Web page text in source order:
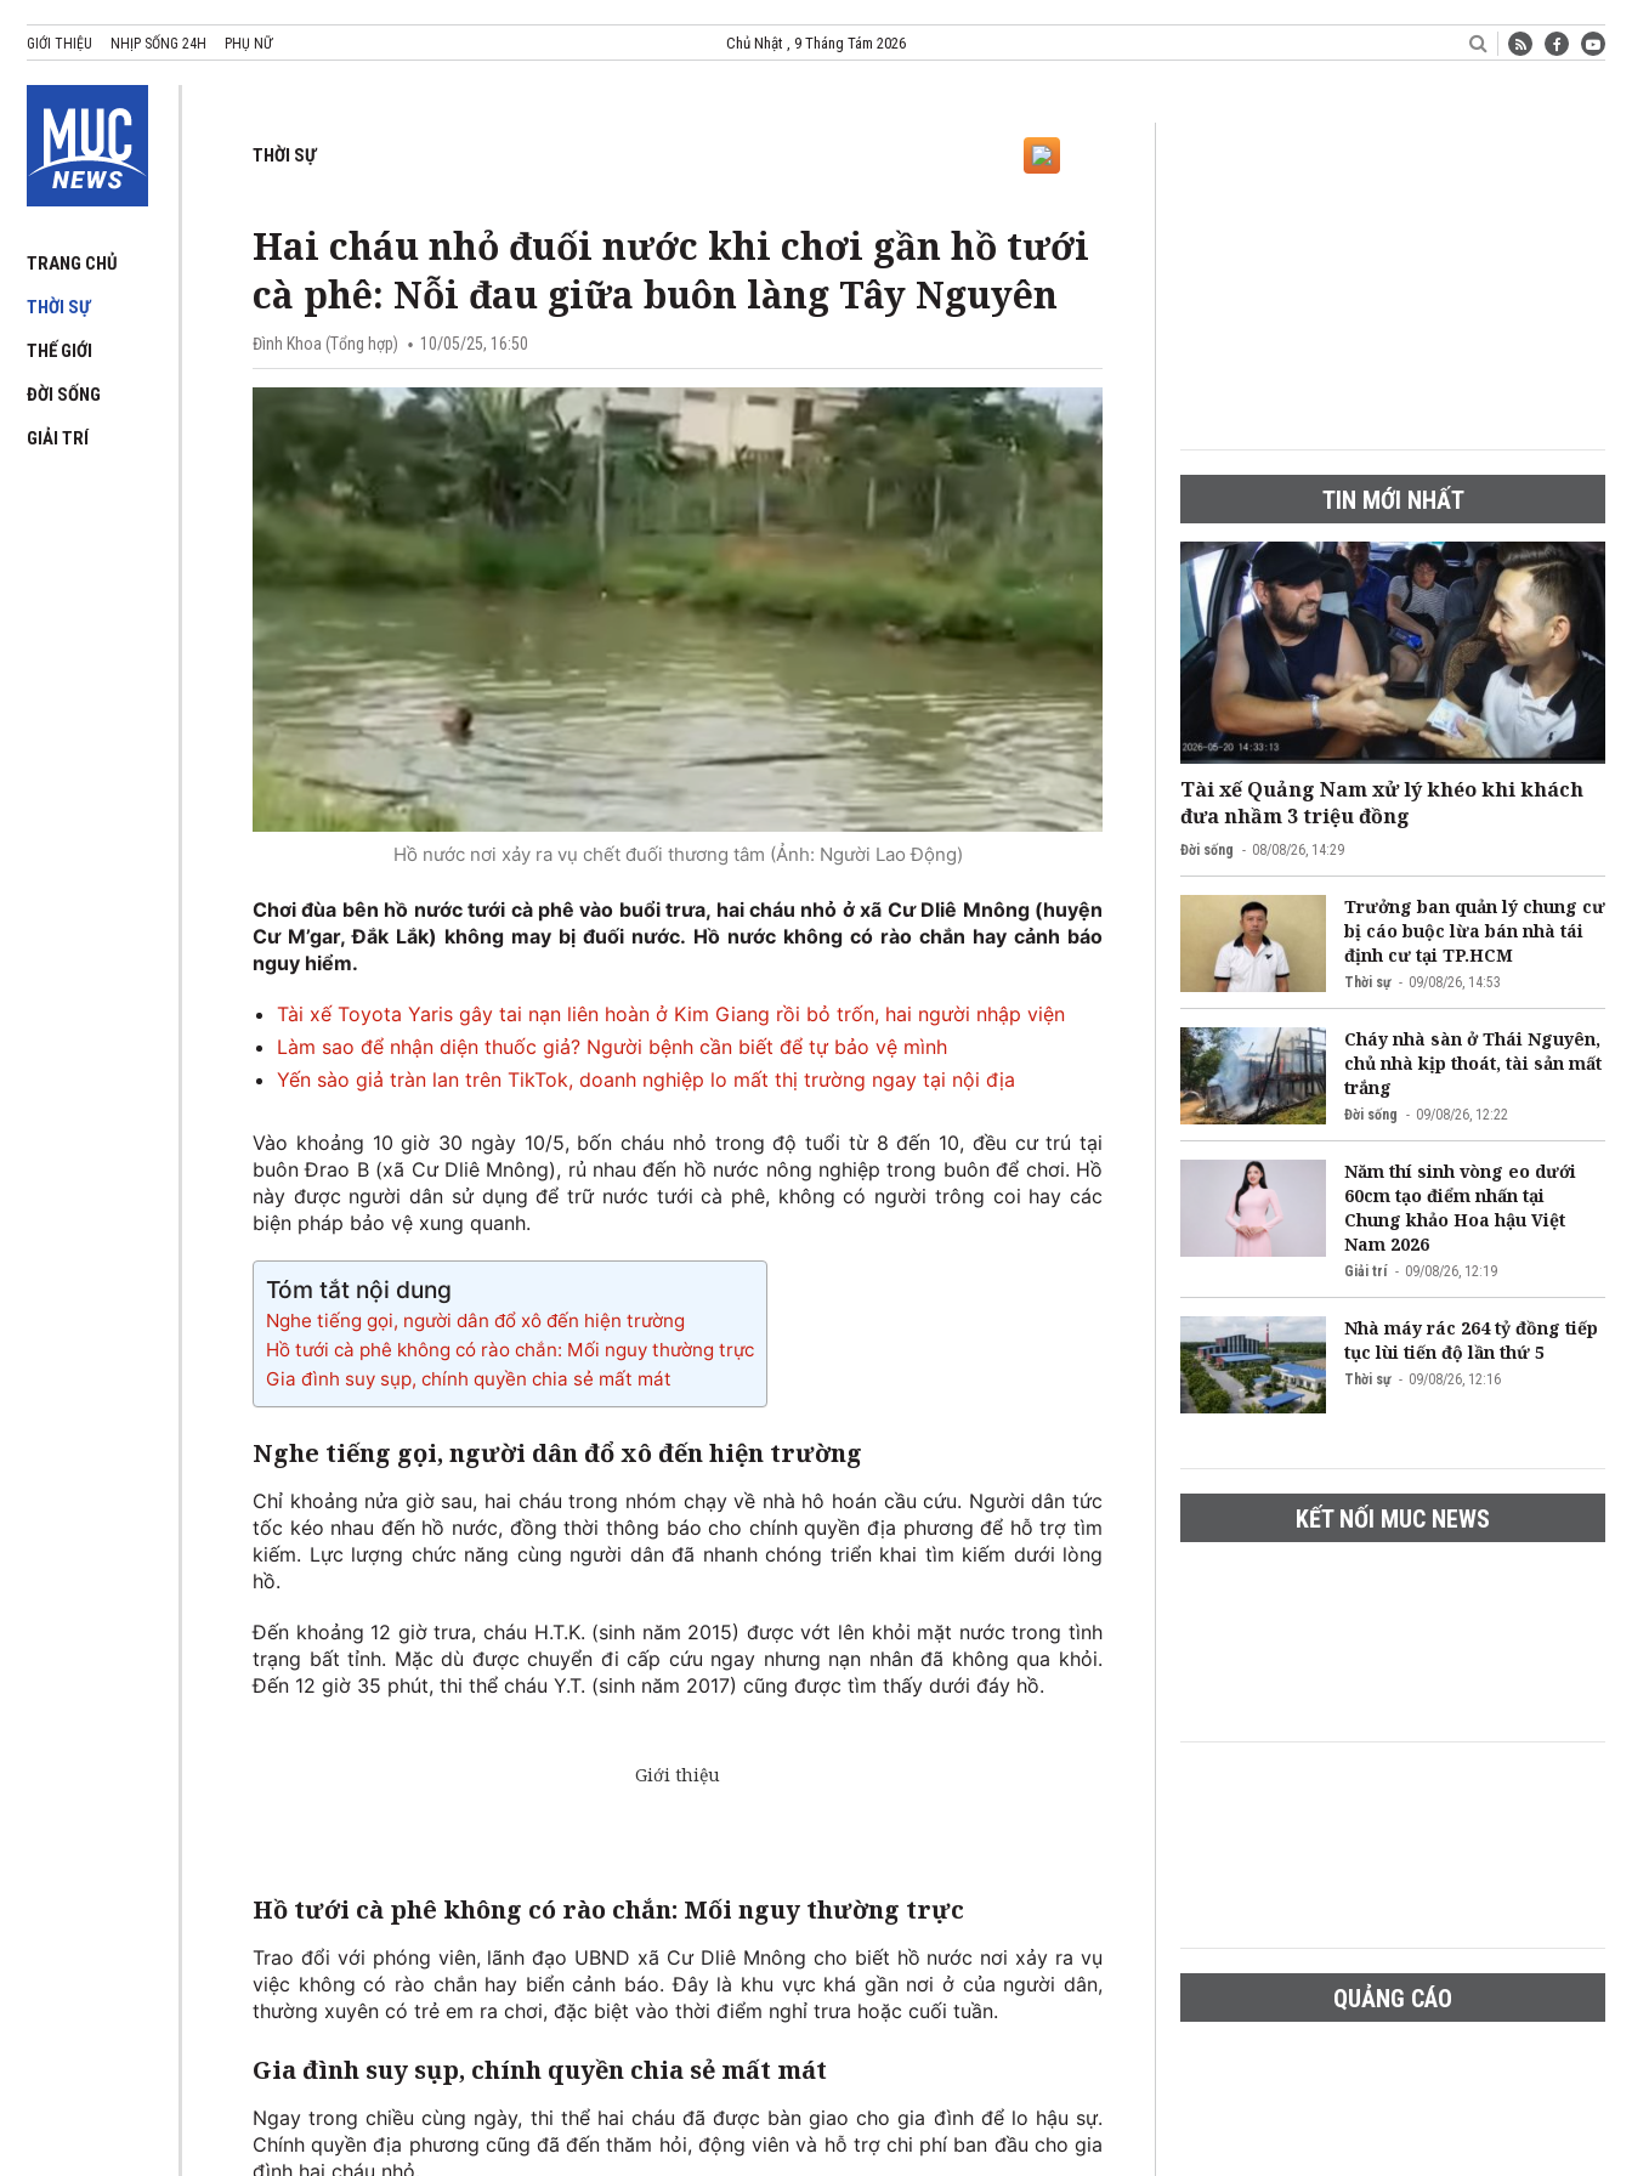
GIỚI THIỆU NHỊP SỐNG 24H PHỤ NỮ Chủ Nhật , 9 Tháng Tám 2026
TRANG CHỦ
THỜI SỰ
THẾ GIỚI
ĐỜI SỐNG
GIẢI TRÍ
THỜI SỰ
Hai cháu nhỏ đuối nước khi chơi gần hồ tưới
cà phê: Nỗi đau giữa buôn làng Tây Nguyên
Đình Khoa (Tổng hợp) 10/05/25, 16:50
Hồ nước nơi xảy ra vụ chết đuối thương tâm (Ảnh: Người Lao Động)
Chơi đùa bên hồ nước tưới cà phê vào buổi trưa, hai cháu nhỏ ở xã Cư Dliê Mnông (huyện
Cư M’gar, Đắk Lắk) không may bị đuối nước. Hồ nước không có rào chắn hay cảnh báo
nguy hiểm.
Tài xế Toyota Yaris gây tai nạn liên hoàn ở Kim Giang rồi bỏ trốn, hai người nhập viện
Làm sao để nhận diện thuốc giả? Người bệnh cần biết để tự bảo vệ mình
Yến sào giả tràn lan trên TikTok, doanh nghiệp lo mất thị trường ngay tại nội địa
Vào khoảng 10 giờ 30 ngày 10/5, bốn cháu nhỏ trong độ tuổi từ 8 đến 10, đều cư trú tại
buôn Đrao B (xã Cư Dliê Mnông), rủ nhau đến hồ nước nông nghiệp trong buôn để chơi. Hồ
này được người dân sử dụng để trữ nước tưới cà phê, không có người trông coi hay các
biện pháp bảo vệ xung quanh.
Tóm tắt nội dung
Nghe tiếng gọi, người dân đổ xô đến hiện trường
Hồ tưới cà phê không có rào chắn: Mối nguy thường trực
Gia đình suy sụp, chính quyền chia sẻ mất mát
Nghe tiếng gọi, người dân đổ xô đến hiện trường
Chỉ khoảng nửa giờ sau, hai cháu trong nhóm chạy về nhà hô hoán cầu cứu. Người dân tức
tốc kéo nhau đến hồ nước, đồng thời thông báo cho chính quyền địa phương để hỗ trợ tìm
kiếm. Lực lượng chức năng cùng người dân đã nhanh chóng triển khai tìm kiếm dưới lòng
hồ.
Đến khoảng 12 giờ trưa, cháu H.T.K. (sinh năm 2015) được vớt lên khỏi mặt nước trong tình
trạng bất tỉnh. Mặc dù được chuyển đi cấp cứu ngay nhưng nạn nhân đã không qua khỏi.
Đến 12 giờ 35 phút, thi thể cháu Y.T. (sinh năm 2017) cũng được tìm thấy dưới đáy hồ.
Hồ tưới cà phê không có rào chắn: Mối nguy thường trực
Trao đổi với phóng viên, lãnh đạo UBND xã Cư Dliê Mnông cho biết hồ nước nơi xảy ra vụ
việc không có rào chắn hay biển cảnh báo. Đây là khu vực khá gần nơi ở của người dân,
thường xuyên có trẻ em ra chơi, đặc biệt vào thời điểm nghỉ trưa hoặc cuối tuần.
Gia đình suy sụp, chính quyền chia sẻ mất mát
Ngay trong chiều cùng ngày, thi thể hai cháu đã được bàn giao cho gia đình để lo hậu sự.
Chính quyền địa phương cũng đã đến thăm hỏi, động viên và hỗ trợ chi phí ban đầu cho gia
đình hai cháu nhỏ.
TIN MỚI NHẤT
Tài xế Quảng Nam xử lý khéo khi khách
đưa nhầm 3 triệu đồng
Đời sống 08/08/26, 14:29
Trưởng ban quản lý chung cư
bị cáo buộc lừa bán nhà tái
định cư tại TP.HCM
Thời sự 09/08/26, 14:53
Cháy nhà sàn ở Thái Nguyên,
chủ nhà kịp thoát, tài sản mất
trắng
Đời sống 09/08/26, 12:22
Năm thí sinh vòng eo dưới
60cm tạo điểm nhấn tại
Chung khảo Hoa hậu Việt
Nam 2026
Giải trí 09/08/26, 12:19
Nhà máy rác 264 tỷ đồng tiếp
tục lùi tiến độ lần thứ 5
Thời sự 09/08/26, 12:16
KẾT NỐI MUC NEWS
QUẢNG CÁO